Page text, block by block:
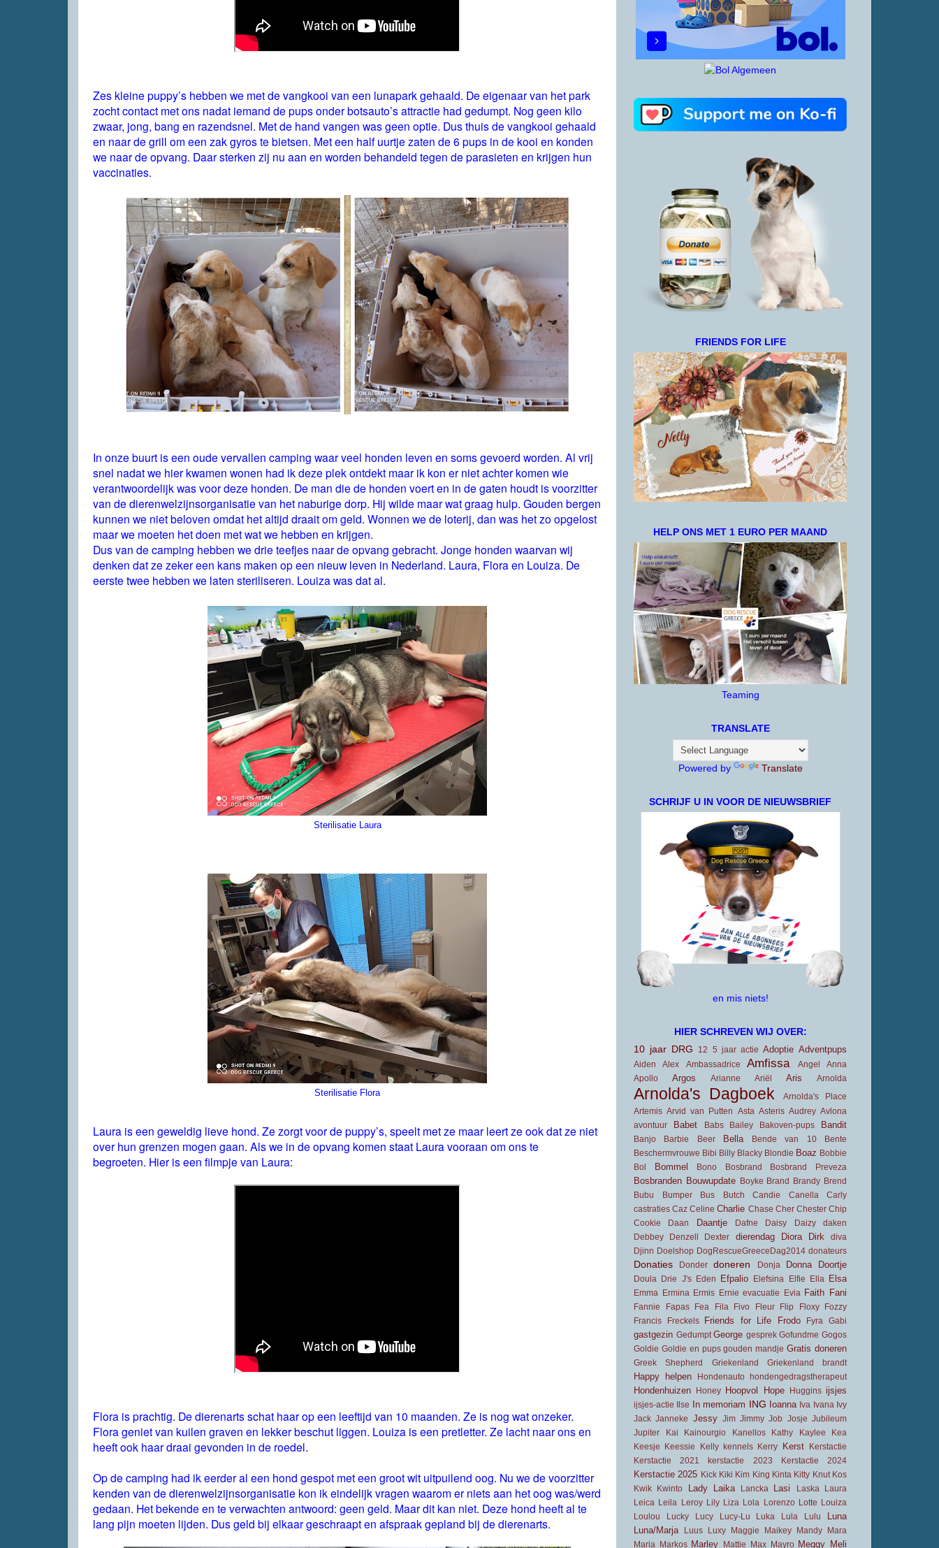
Zes kleine puppy’s hebben we met de vangkooi van een lunapark gehaald. De eigenaar van het park
zocht contact met ons nadat iemand de pups onder botsauto’s attractie had gedumpt. Nog geen kilo
zwaar, jong, bang en razendsnel. Met de hand vangen was geen optie. Dus thuis de vangkooi gehaald
en naar de grill om een zak gyros te bietsen. Met een half uurtje zaten de 6 pups in de kooi en konden
we naar de opvang. Daar sterken zij nu aan en worden behandeld tegen de parasieten en krijgen hun
vaccinaties.
In onze buurt is een oude vervallen camping waar veel honden leven en soms gevoerd worden. Al vrij
snel nadat we hier kwamen wonen had ik deze plek ontdekt maar ik kon er niet achter komen wie
verantwoordelijk was voor deze honden. De man die de honden voert en in de gaten houdt is voorzitter
van de dierenwelzijnsorganisatie van het naburige dorp. Hij wilde maar wat graag hulp. Gouden bergen
kunnen we niet beloven omdat het altijd draait om geld. Wonnen we de loterij, dan was het zo opgelost
maar we moeten het doen met wat we hebben en krijgen.
Dus van de camping hebben we drie teefjes naar de opvang gebracht. Jonge honden waarvan wij
denken dat ze zeker een kans maken op een nieuw leven in Nederland. Laura, Flora en Louiza. De
eerste twee hebben we laten steriliseren. Louiza was dat al.
Sterilisatie Laura
Sterilisatie Flora
Laura is een geweldig lieve hond. Ze zorgt voor de puppy’s, speelt met ze maar leert ze ook dat ze niet
over hun grenzen mogen gaan. Als we in de opvang komen staat Laura vooraan om ons te
begroeten. Hier is een filmpje van Laura:
Flora is prachtig. De dierenarts schat haar op een leeftijd van 10 maanden. Ze is nog wat onzeker.
Flora geniet van kuilen graven en lekker beschut liggen. Louiza is een pretletter. Ze lacht naar ons en
heeft ook haar draai gevonden in de roedel.
Op de camping had ik eerder al een hond gespot met een groot wit uitpuilend oog. Nu we de voorzitter
kenden van de dierenwelzijnsorganisatie kon ik eindelijk vragen waarom er niets aan het oog was/werd
gedaan. Het bekende en te verwachten antwoord: geen geld. Maar dit kan niet. Deze hond heeft al te
lang pijn moeten lijden. Dus geld bij elkaar geschraapt en afspraak gepland bij de dierenarts.
FRIENDS FOR LIFE
HELP ONS MET 1 EURO PER MAAND
Teaming
TRANSLATE
Powered by Translate
SCHRIJF U IN VOOR DE NIEUWSBRIEF
en mis niets!
HIER SCHREVEN WIJ OVER:
10 jaar DRG
12 5 jaar actie Adoptie Adventpups
Aiden Alex Ambassadrice Amfissa Angel
Anna
Apollo
Argos Arianne Ariël Aris Arnolda
Arnolda's Dagboek
Arnolda's Place
Artemis Arvid van Putten Asta Asteris Audrey Avlona
avontuur
Babet Babs Bailey Bakoven-pups Bandit
Banjo Barbie Beer Bella Bende van 10
Bente
Beschermvrouwe Bibi Billy Blacky Blondie Boaz Bobbie
Bol
Bommel Bono Bosbrand Bosbrand Preveza
Bosbranden Bouwupdate Boyke Brand Brandy Brend
Bubu
Bumper Bus Butch Candie Canella
Carly
castraties Caz Celine Charlie Chase Cher Chester Chip
Cookie
Daan Daantje Dafne Daisy Daizy
daken
Debbey
Denzell Dexter dierendag Diora Dirk
diva
Djinn Doelshop DogRescueGreeceDag2014 donateurs
Donaties Donder doneren Donja Donna Doortje
Doula Drie J's Eden Efpalio Elefsina Elfie Ella Elsa
Emma Ermina Ermis Ernie evacuatie Evia Faith Fani
Fannie Fapas Fea Fila Fivo Fleur Flip Floxy
Fozzy
Francis
Freckels Friends for Life Frodo Fyra Gabi
gastgezin Gedumpt George gesprek Gofundme Gogos
Goldie Goldie en pups gouden mandje Gratis doneren
Greek Shepherd Griekenland Griekenland brandt
Happy helpen Hondenauto hondengedragstherapeut
Hondenhuizen Honey Hoopvol Hope Huggins ijsjes
ijsjes-actie Ilse In memoriam ING Ioanna Iva Ivana Ivy
Jack Janneke Jessy Jim Jimmy Job Josje Jubileum
Jupiter
Kai Kainourgio Kanellos Kathy Kaylee
Kea
Keesje
Keessie Kelly kennels Kerry Kerst
Kerstactie
Kerstactie 2021
kerstactie 2023 Kerstactie 2024
Kerstactie 2025 Kick Kiki Kim King Kinta Kitty Knut Kos
Kwik
Kwinto Lady Laika Lancka Lasi Laska
Laura
Leica
Leila Leroy Lily Liza Lola Lorenzo Lotte
Louiza
Loulou
Lucky Lucy Lucy-Lu Luka Lula Lulu
Luna
Luna/Marja
Luus Luxy Maggie Maikey Mandy
Mara
Maria
Markos Marley Mattie Max Mayro Meggy Meli